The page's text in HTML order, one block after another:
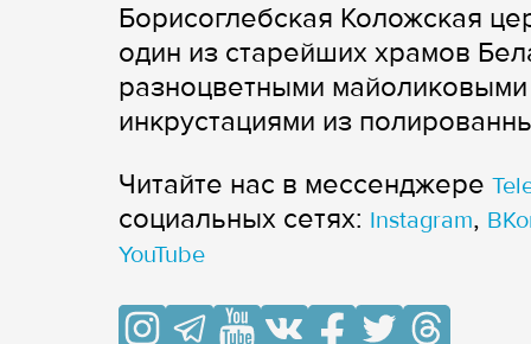
Борисоглебская Коложская
один из старейших храмов
разноцветными
инкрустациями из
Читайте нас в мессенджере
cоциальных сетях: Instagram,
YouTube